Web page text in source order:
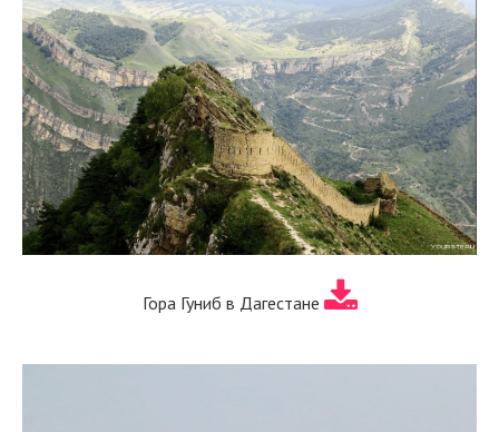
Гора Гуниб в Дагестане